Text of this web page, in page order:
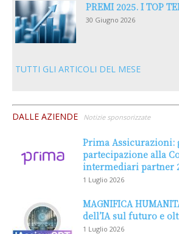
PREMI 2025. I TOP
30 Giugno 2026
TUTTI GLI ARTICOLI DEL MESE
DALLE AZIENDE Notizie sponsorizzate
Prima Assicurazioni:
partecipazione alla
intermediari partner
1 Luglio 2026
MAGNIFICA
dell’IA sul futuro e
1 Luglio 2026